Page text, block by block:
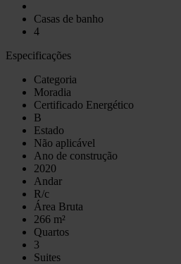
Casas de banho
4
Especificações
Categoria
Moradia
Certificado Energético
B
Estado
Não aplicável
Ano de construção
2020
Andar
R/c
Área Bruta
266 m²
Quartos
3
Suites